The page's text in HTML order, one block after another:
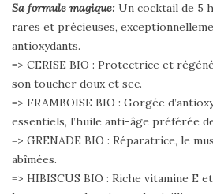
Sa formule magique: Un cocktail de 5
rares et précieuses,
antioxydants.
=> CERISE BIO : Protectrice et
son toucher doux et sec.
=> FRAMBOISE BIO : Gorgée
essentiels, l’huile anti-âge préférée
=> GRENADE BIO : Réparatrice, le
abîmées.
=> HIBISCUS BIO : Riche vitamine E